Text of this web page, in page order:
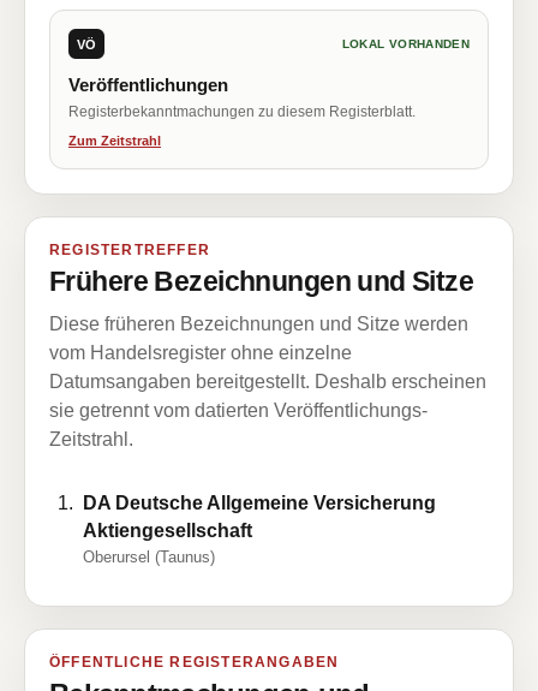
VÖ LOKAL VORHANDEN
Veröffentlichungen
Registerbekanntmachungen zu diesem Registerblatt.
Zum Zeitstrahl
REGISTERTREFFER
Frühere Bezeichnungen und Sitze
Diese früheren Bezeichnungen und Sitze werden
vom Handelsregister ohne einzelne
Datumsangaben bereitgestellt. Deshalb erscheinen
sie getrennt vom datierten Veröffentlichungs-
Zeitstrahl.
DA Deutsche Allgemeine Versicherung
Aktiengesellschaft
Oberursel (Taunus)
ÖFFENTLICHE REGISTERANGABEN